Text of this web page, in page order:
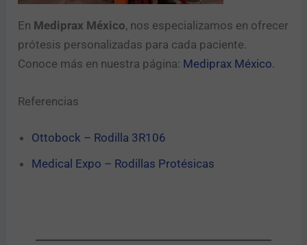
En Mediprax México, nos especializamos en ofrecer
prótesis personalizadas para cada paciente.
Conoce más en nuestra página: Mediprax México.
Referencias
Ottobock – Rodilla 3R106
Medical Expo – Rodillas Protésicas